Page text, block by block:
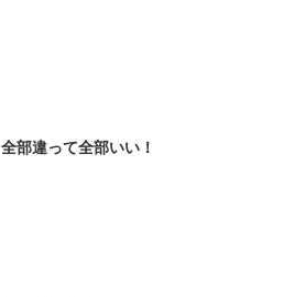
全部違って全部いい！